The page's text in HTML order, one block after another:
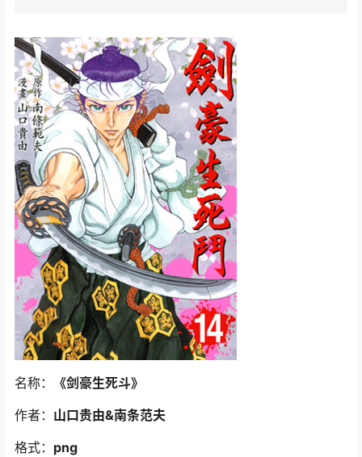
名称：
《剑豪生死斗》
作者： 山口贵由&南条范夫
格式： png